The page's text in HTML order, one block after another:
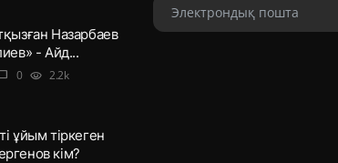
Назарбаев
- Айд...
0 visibility 2.2k
ұйым тіркеген
кім?